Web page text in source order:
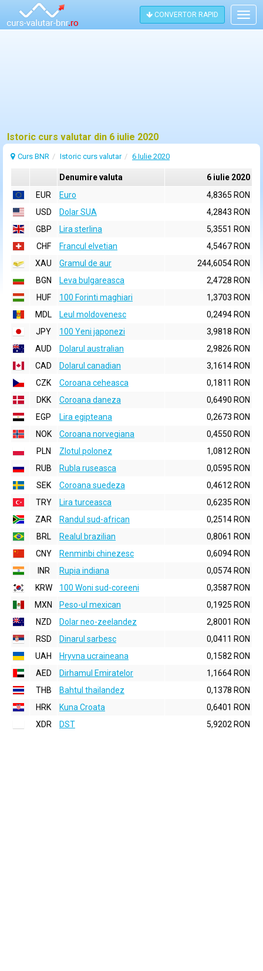
CONVERTOR RAPID
Istoric curs valutar din 6 iulie 2020
Curs BNR Istoric curs valutar 6 Iulie 2020
Denumire valuta
6 iulie 2020
EUR
Euro
4,8365 RON
USD
Dolar SUA
4,2843 RON
GBP
Lira sterlina
5,3551 RON
CHF
Francul elvetian
4,5467 RON
XAU
Gramul de aur
244,6054 RON
BGN
Leva bulgareasca
2,4728 RON
HUF
100 Forinti maghiari
1,3703 RON
MDL
Leul moldovenesc
0,2494 RON
JPY
100 Yeni japonezi
3,9818 RON
AUD
Dolarul australian
2,9826 RON
CAD
Dolarul canadian
3,1614 RON
CZK
Coroana ceheasca
0,1811 RON
DKK
Coroana daneza
0,6490 RON
EGP
Lira egipteana
0,2673 RON
NOK
Coroana norvegiana
0,4550 RON
PLN
Zlotul polonez
1,0812 RON
RUB
Rubla ruseasca
0,0595 RON
SEK
Coroana suedeza
0,4612 RON
TRY
Lira turceasca
0,6235 RON
ZAR
Randul sud-african
0,2514 RON
BRL
Realul brazilian
0,8061 RON
CNY
Renminbi chinezesc
0,6094 RON
INR
Rupia indiana
0,0574 RON
KRW
100 Woni sud-coreeni
0,3587 RON
MXN
Peso-ul mexican
0,1925 RON
NZD
Dolar neo-zeelandez
2,8001 RON
RSD
Dinarul sarbesc
0,0411 RON
UAH
Hryvna ucraineana
0,1582 RON
AED
Dirhamul Emiratelor
1,1664 RON
THB
Bahtul thailandez
0,1378 RON
HRK
Kuna Croata
0,6401 RON
XDR
DST 5,9202 RON